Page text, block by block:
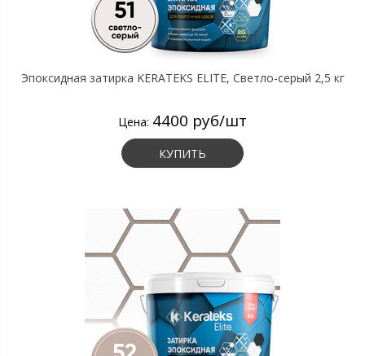
Эпоксидная затирка KERATEKS ELITE, Светло-серый 2,5 кг
Цена: 4400 руб/шт
КУПИТЬ